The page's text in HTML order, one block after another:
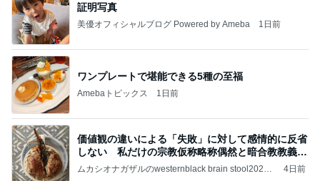
証明写真
美優オフィシャルブログ Powered by Ameba 1日前
ワンプレートで堪能できる5種の至福
Amebaトピックス 1日前
価値観の違いによる「失敗」に対して感情的に反省
しない 私だけの宗教仮称略称偶然と暗合教教義候
補
ムカシオナガザルのwesternblack brain stool2024
4日前